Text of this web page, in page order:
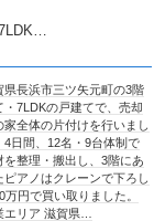
元町の3階
てで、売却
を行いまし
9台体制で
、3階にあ
ンで下ろし
ました。
…